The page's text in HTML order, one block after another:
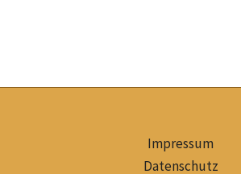
Impressum
Datenschutz